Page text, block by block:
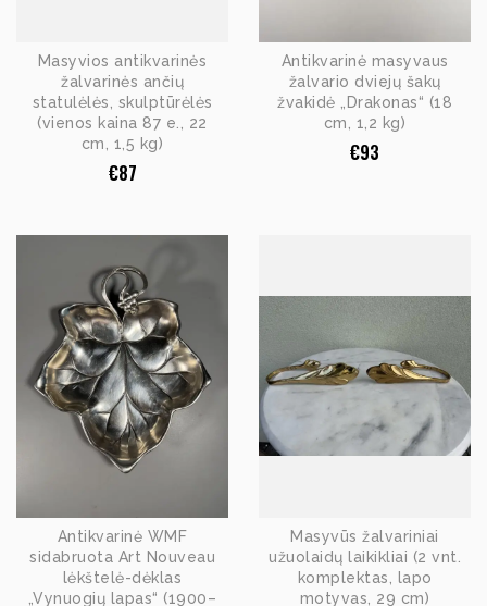
Masyvios antikvarinės
žalvarinės ančių
statulėlės, skulptūrėlės
(vienos kaina 87 e., 22
cm, 1,5 kg)
€87
Antikvarinė masyvaus
žalvario dviejų šakų
žvakidė „Drakonas“ (18
cm, 1,2 kg)
€93
Antikvarinė WMF
sidabruota Art Nouveau
lėkštelė-dėklas
„Vynuogių lapas“ (1900–
Masyvūs žalvariniai
užuolaidų laikikliai (2 vnt.
komplektas, lapo
motyvas, 29 cm)